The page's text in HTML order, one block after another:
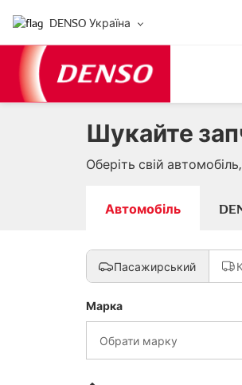
DENSO Україна
Шукайте
Оберіть свій
Автомобіль
Пасажирський
Марка
Обрати марку